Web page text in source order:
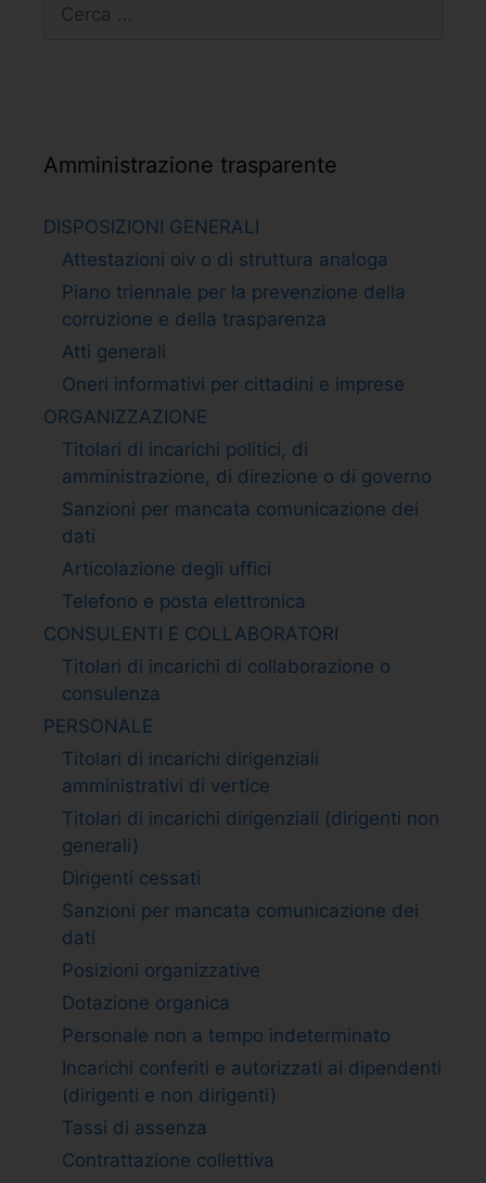
Amministrazione trasparente
DISPOSIZIONI GENERALI
Attestazioni oiv o di struttura analoga
Piano triennale per la prevenzione della
corruzione e della trasparenza
Atti generali
Oneri informativi per cittadini e imprese
ORGANIZZAZIONE
Titolari di incarichi politici, di
amministrazione, di direzione o di governo
Sanzioni per mancata comunicazione dei
dati
Articolazione degli uffici
Telefono e posta elettronica
CONSULENTI E COLLABORATORI
Titolari di incarichi di collaborazione o
consulenza
PERSONALE
Titolari di incarichi dirigenziali
amministrativi di vertice
Titolari di incarichi dirigenziali (dirigenti non
generali)
Dirigenti cessati
Sanzioni per mancata comunicazione dei
dati
Posizioni organizzative
Dotazione organica
Personale non a tempo indeterminato
Incarichi conferiti e autorizzati ai dipendenti
(dirigenti e non dirigenti)
Tassi di assenza
Contrattazione collettiva